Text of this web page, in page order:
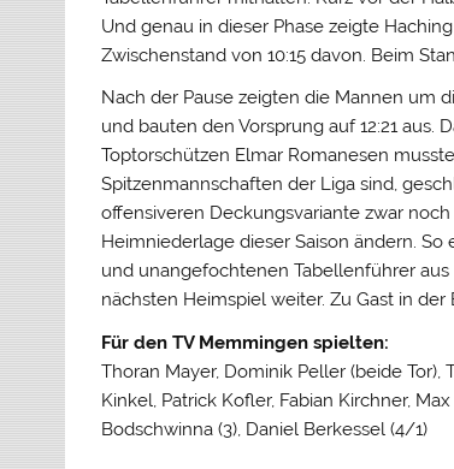
Und genau in dieser Phase zeigte
Zwischenstand von 10:15 davon. Beim
Nach der Pause zeigten die Mannen um
und bauten den Vorsprung auf 12:21
Toptorschützen Elmar Romanesen
Spitzenmannschaften der Liga sind,
offensiveren Deckungsvariante zwar
Heimniederlage dieser Saison ändern.
und unangefochtenen Tabellenführer
nächsten Heimspiel weiter. Zu Gast in
Für den TV Memmingen spielten:
Thoran Mayer, Dominik Peller (beide
Kinkel, Patrick Kofler, Fabian Kirchner,
Bodschwinna (3), Daniel Berkessel (4/1)